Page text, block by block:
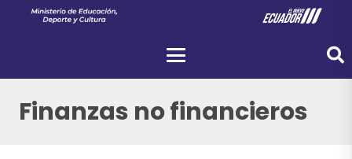
Finanzas no financieros